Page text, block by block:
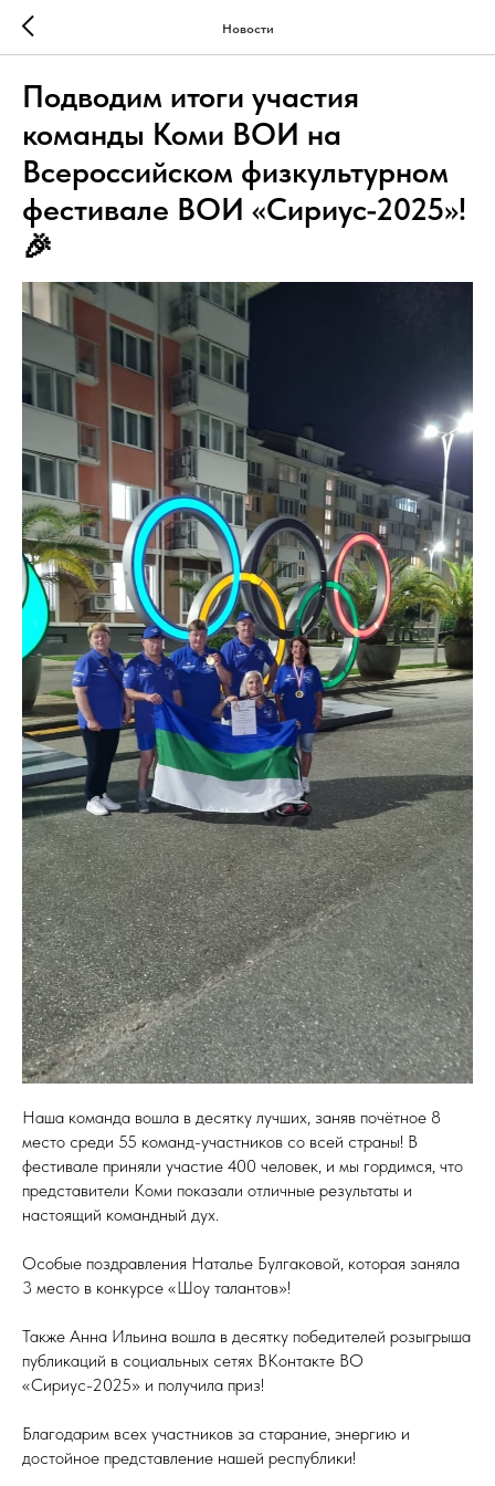
Новости
Подводим итоги участия
команды Коми ВОИ на
Всероссийском физкультурном
фестивале ВОИ «Сириус-2025»!
🎉
Наша команда вошла в десятку лучших, заняв почётное 8
место среди 55 команд-участников со всей страны! В
фестивале приняли участие 400 человек, и мы гордимся, что
представители Коми показали отличные результаты и
настоящий командный дух.
Особые поздравления Наталье Булгаковой, которая заняла
3 место в конкурсе «Шоу талантов»!
Также Анна Ильина вошла в десятку победителей розыгрыша
публикаций в социальных сетях ВКонтакте ВО
«Сириус-2025» и получила приз!
Благодарим всех участников за старание, энергию и
достойное представление нашей республики!